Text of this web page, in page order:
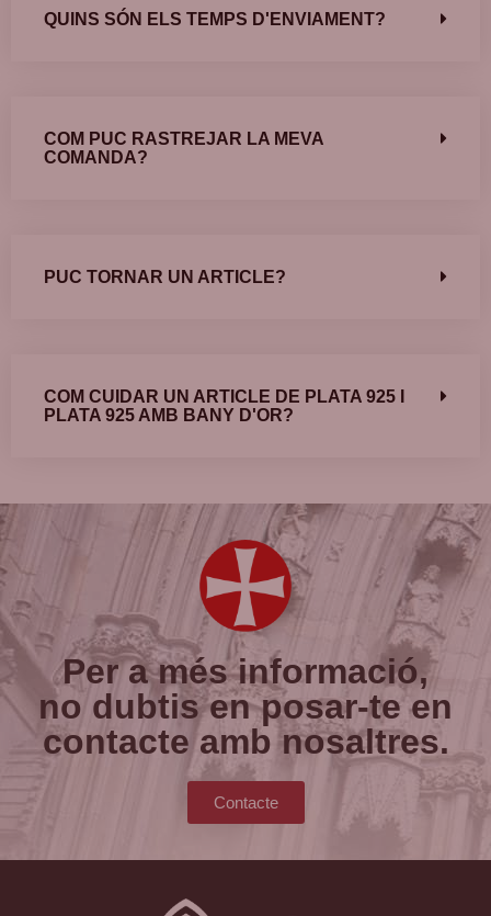
QUINS SÓN ELS TEMPS D'ENVIAMENT?
COM PUC RASTREJAR LA MEVA
COMANDA?
PUC TORNAR UN ARTICLE?
COM CUIDAR UN ARTICLE DE PLATA 925 I
PLATA 925 AMB BANY D'OR?
Per a més informació,
no dubtis en posar-te en
contacte amb nosaltres.
Contacte